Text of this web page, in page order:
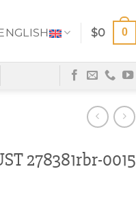
$0 0
278381rbr-0015